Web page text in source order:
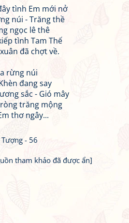
tình Em mới nở
núi - Trăng thề
ngọc lê thê
tình Tam Thế
đã chợt về.
núi
đang say
sắc - Gió mây
trăng mộng
thơ ngây...
- 56
tham khảo đã được ẩn]